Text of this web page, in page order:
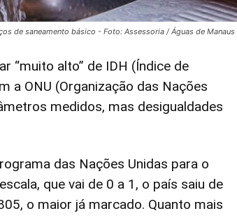
de saneamento básico - Foto: Assessoria / Águas de Manaus
“muito alto” de IDH (Índice de
a ONU (Organização das Nações
medidos, mas desigualdades
das Nações Unidas para o
que vai de 0 a 1, o país saiu de
o maior já marcado. Quanto mais